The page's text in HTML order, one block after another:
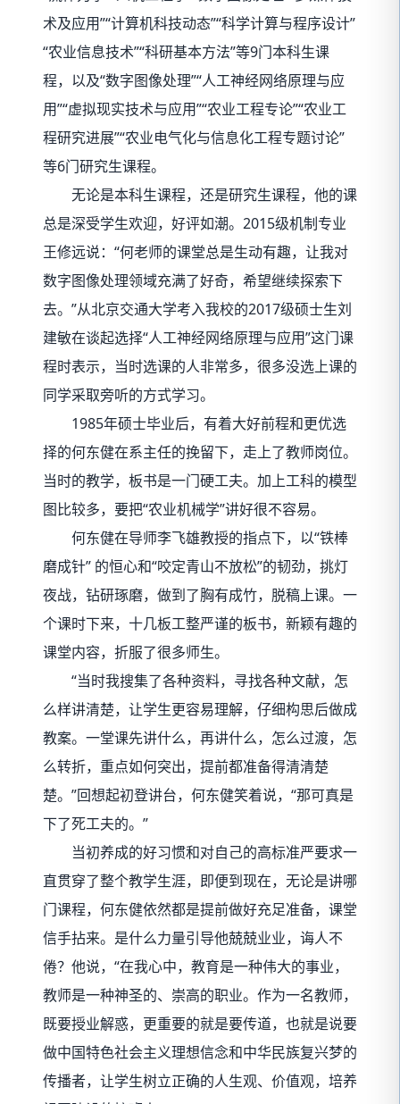
术及应用”“计算机科技动态”“科学计算与程序设计”
“农业信息技术”“科研基本方法”等9门本科生课
程，以及“数字图像处理”“人工神经网络原理与应
用”“虚拟现实技术与应用”“农业工程专论”“农业工
程研究进展”“农业电气化与信息化工程专题讨论”
等6门研究生课程。
无论是本科生课程，还是研究生课程，他的课
总是深受学生欢迎，好评如潮。2015级机制专业
王修远说：“何老师的课堂总是生动有趣，让我对
数字图像处理领域充满了好奇，希望继续探索下
去。”从北京交通大学考入我校的2017级硕士生刘
建敏在谈起选择“人工神经网络原理与应用”这门课
程时表示，当时选课的人非常多，很多没选上课的
同学采取旁听的方式学习。
1985年硕士毕业后，有着大好前程和更优选
择的何东健在系主任的挽留下，走上了教师岗位。
当时的教学，板书是一门硬工夫。加上工科的模型
图比较多，要把“农业机械学”讲好很不容易。
何东健在导师李飞雄教授的指点下，以“铁棒
磨成针” 的恒心和“咬定青山不放松”的韧劲，挑灯
夜战，钻研琢磨，做到了胸有成竹，脱稿上课。一
个课时下来，十几板工整严谨的板书，新颖有趣的
课堂内容，折服了很多师生。
“当时我搜集了各种资料，寻找各种文献，怎
么样讲清楚，让学生更容易理解，仔细构思后做成
教案。一堂课先讲什么，再讲什么，怎么过渡，怎
么转折，重点如何突出，提前都准备得清清楚
楚。”回想起初登讲台，何东健笑着说，“那可真是
下了死工夫的。”
当初养成的好习惯和对自己的高标准严要求一
直贯穿了整个教学生涯，即便到现在，无论是讲哪
门课程，何东健依然都是提前做好充足准备，课堂
信手拈来。是什么力量引导他兢兢业业，诲人不
倦？他说，“在我心中，教育是一种伟大的事业，
教师是一种神圣的、崇高的职业。作为一名教师，
既要授业解惑，更重要的就是要传道，也就是说要
做中国特色社会主义理想信念和中华民族复兴梦的
传播者，让学生树立正确的人生观、价值观，培养